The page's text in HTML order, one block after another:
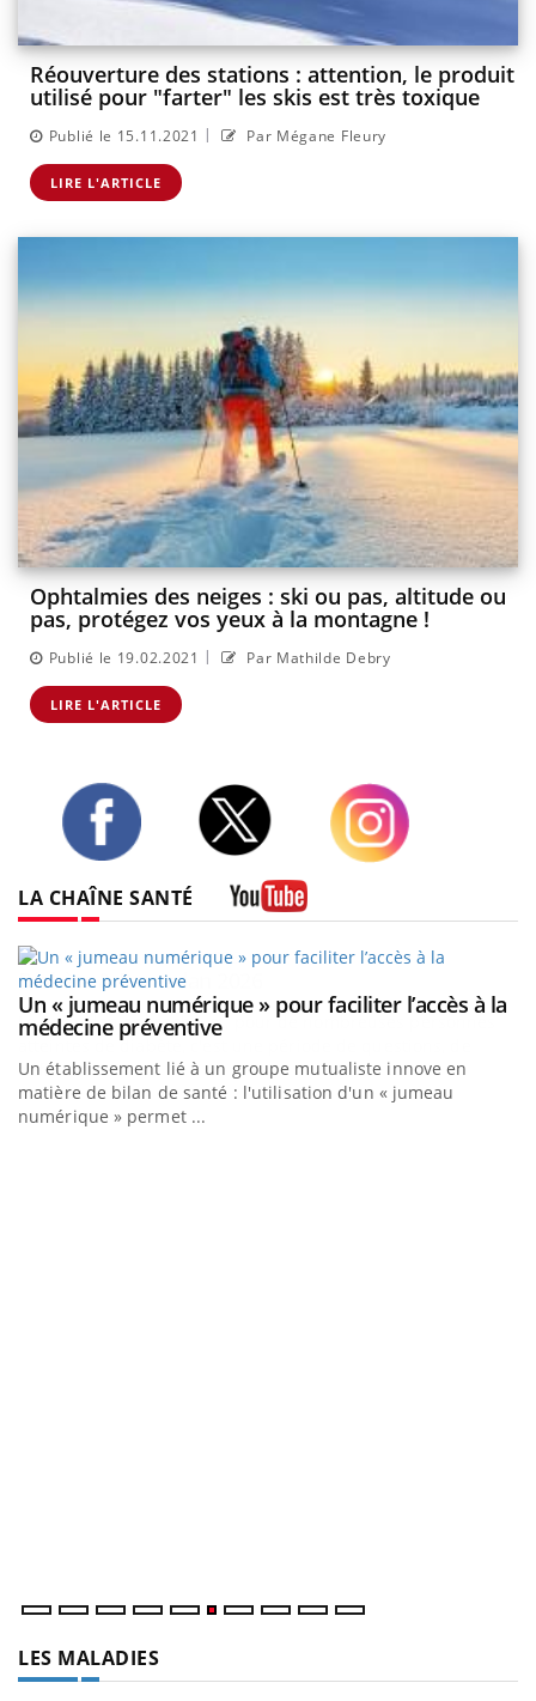
Réouverture des stations : attention, le produit
utilisé pour "farter" les skis est très toxique
Publié le 15.11.2021 | Par Mégane Fleury
LIRE L'ARTICLE
Ophtalmies des neiges : ski ou pas, altitude ou
pas, protégez vos yeux à la montagne !
Publié le 19.02.2021 | Par Mathilde Debry
LIRE L'ARTICLE
LA CHAÎNE SANTÉ
Youtube
Un « jumeau numérique » pour faciliter l’accès à la
médecine préventiveYoutube
Un établissement lié à un groupe mutualiste innove en
matière de bilan de santé : l'utilisation d'un « jumeau
numérique » permet ...
LES MALADIES